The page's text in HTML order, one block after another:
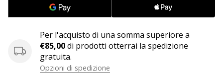
tu
fanatico
dell'handball
Per l'acquisto di una somma superiore a
€85,00di prodotti otterrai la spedizione
gratuita.
Opzioni di spedizione